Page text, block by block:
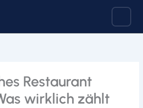
Restaurant
wirklich zählt